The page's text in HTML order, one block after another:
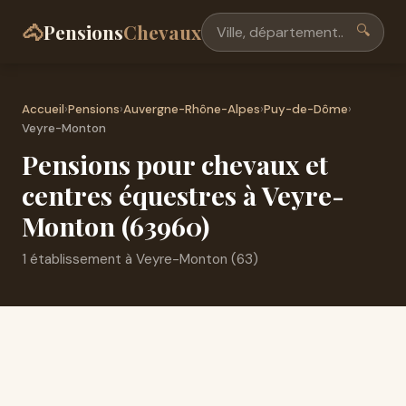
🐴PensionsChevaux 🔍
Accueil›Pensions›Auvergne-Rhône-Alpes›Puy-de-Dôme›
Veyre-Monton
Pensions pour chevaux et
centres équestres à Veyre-
Monton (63960)
1 établissement à Veyre-Monton (63)